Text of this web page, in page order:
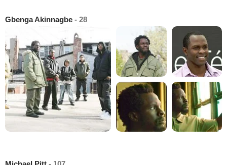
Gbenga Akinnagbe - 28